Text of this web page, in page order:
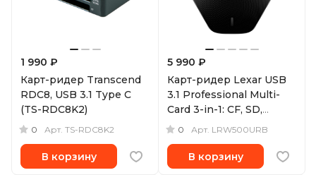
1 990 ₽
Карт-ридер Transcend
RDC8, USB 3.1 Type C
(TS-RDC8K2)
0 Арт. TS-RDC8K2
В корзину
5 990 ₽
Карт-ридер Lexar USB
3.1 Professional Multi-
Card 3-in-1: CF, SD,
microSD UHS I-II
0 Арт. LRW500URB
В корзину